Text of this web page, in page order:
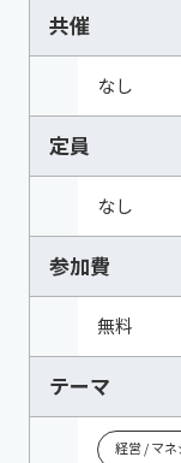
共催
なし
定員
なし
参加費
無料
テーマ
経営 / マ